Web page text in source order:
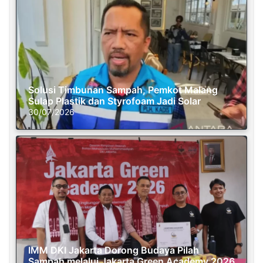
Solusi Timbunan Sampah, Pemkot Malang
Sulap Plastik dan Styrofoam Jadi Solar
30/07/2026
IMM DKI Jakarta Dorong Budaya Pilah